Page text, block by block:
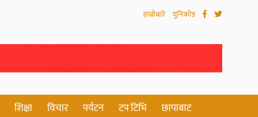
हाम्रोबारे युनिकोड
शिक्षा विचार पर्यटन टप टिभि छापाबाट